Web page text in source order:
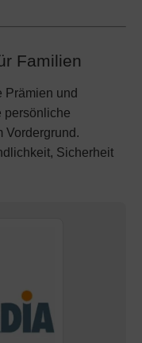
Familien
Prämien und
persönliche
Vordergrund.
Sicherheit